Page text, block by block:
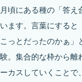
月頃にある種の「答え
います。言葉にすると
こっとだったのかぁ
験。集合的な枠から離
ーカスしていくことで